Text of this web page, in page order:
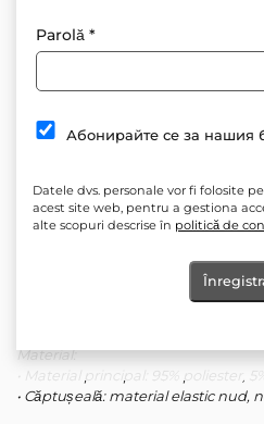
Top corset din
Descriere:
bază nud creează un efect
Detalii:
• Dantelă cu motive florale pe bază
• Bretele reglabile pentru confort.
Material:
• Material principal: 95% poliester,
• Căptușeală: material elastic nud,
Parolă*
Абонирайте се за нашия
Datele dvs. personale vor fi folosite
acest site web, pentru a gestiona
alte scopuri descrise în politică de